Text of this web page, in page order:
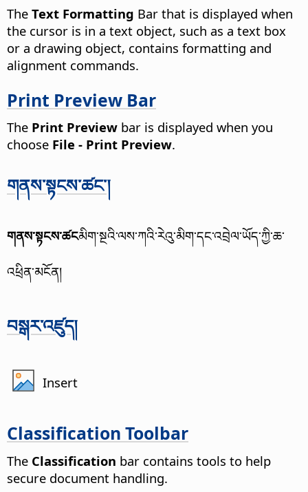
The Text Formatting Bar that is displayed when
the cursor is in a text object, such as a text box
or a drawing object, contains formatting and
alignment commands.
Print Preview Bar
The Print Preview bar is displayed when you
choose File - Print Preview.
གནས་སྟངས་ཚང་།
གནས་སྟངས་ཚངམིག་སྔའི་ལས་ཀའི་རེའུ་མིག་དང་འབྲེལ་ཡོད་ཀྱི་ཆ་
འཕྲིན་མངོན།
བསྒར་འཛུད།
Insert
Classification Toolbar
The Classification bar contains tools to help
secure document handling.